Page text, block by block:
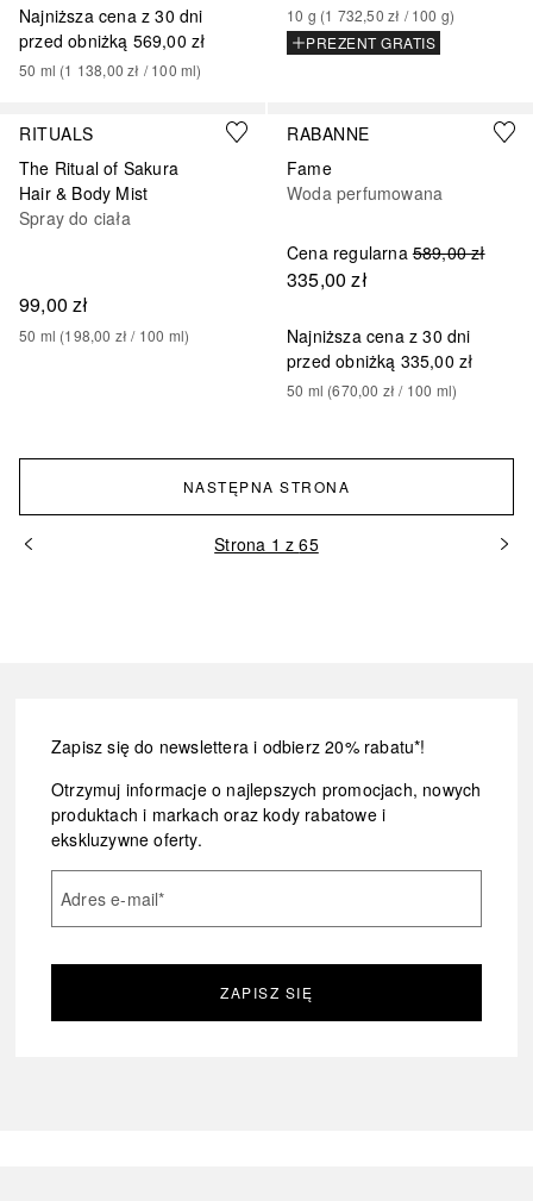
Najniższa cena z 30 dni
przed obniżką 569,00 zł
50 ml (1 138,00 zł / 100 ml)
10 g (1 732,50 zł / 100 g)
PREZENT GRATIS
RITUALS
The Ritual of Sakura
Hair & Body Mist
Spray do ciała
99,00 zł
50 ml (198,00 zł / 100 ml)
RABANNE
Fame
Woda perfumowana
Cena regularna 589,00 zł
335,00 zł
Najniższa cena z 30 dni
przed obniżką 335,00 zł
50 ml (670,00 zł / 100 ml)
NASTĘPNA STRONA
Strona 1 z 65
Zapisz się do newslettera i odbierz 20% rabatu*!
Otrzymuj informacje o najlepszych promocjach, nowych
produktach i markach oraz kody rabatowe i
ekskluzywne oferty.
Adres e-mail*
ZAPISZ SIĘ